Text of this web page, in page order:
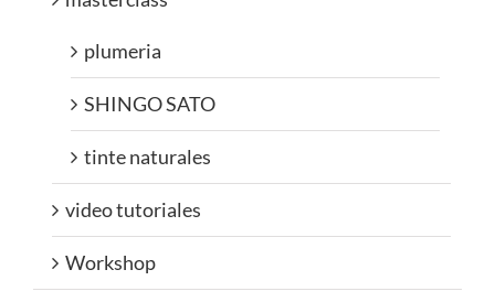
plumeria
SHINGO SATO
tinte naturales
video tutoriales
Workshop